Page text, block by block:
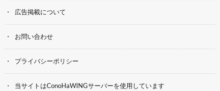
広告掲載について
お問い合わせ
プライバシーポリシー
当サイトはConoHaWINGサーバーを使用しています